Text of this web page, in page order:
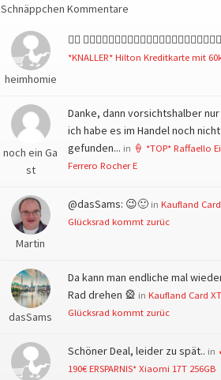
Schnäppchen Kommentare
heimhomie
👍🏻
*KNALLER* Hilton Kreditkarte mit
noch ein Ga
st
Danke, dann vorsichtshalber
ich habe es im Handel noch
gefunden... in 🍦 *TOP* Raffaello
Ferrero Rocher E
Martin
@dasSams: 😉🙂 in Kaufland
Glücksrad kommt zurüc
dasSams
Da kann man endliche mal
Rad drehen 🎡 in Kaufland Card
Glücksrad kommt zurüc
Schöner Deal, leider zu spät.. in
190€ ERSPARNIS* Xiaomi 17T 256GB